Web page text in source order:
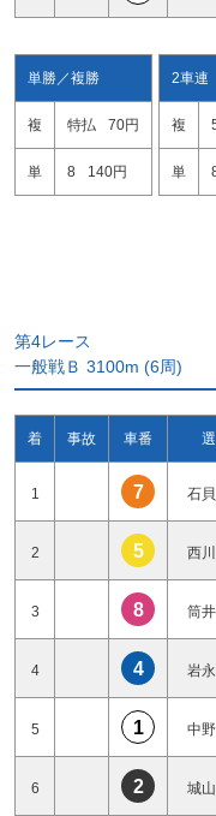
単勝／複勝
複 特払 70円
単 8 140円
2車連
複
単
第4レース
一般戦Ｂ 3100m (6周)
着 事故 車番
1 7 石
2 5 西
3 8 筒
4 4 岩
5 1 中
6 2 城